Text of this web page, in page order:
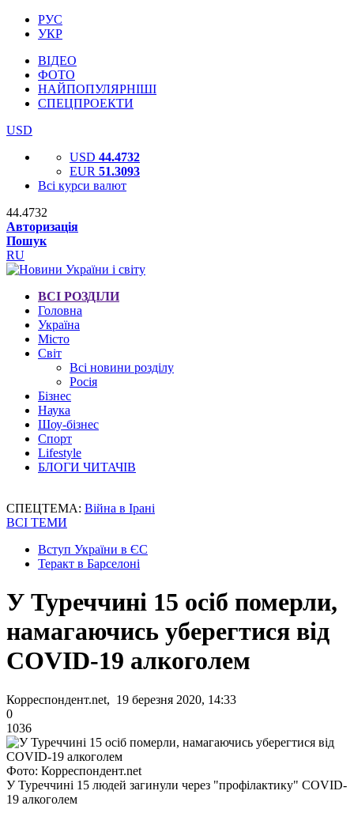
РУС
УКР
ВІДЕО
ФОТО
НАЙПОПУЛЯРНІШІ
СПЕЦПРОЕКТИ
USD
USD 44.4732
EUR 51.3093
Всі курси валют
44.4732
Авторизація
Пошук
RU
ВСІ РОЗДІЛИ
Головна
Україна
Місто
Світ
Всі новини розділу
Росія
Бізнес
Наука
Шоу-бізнес
Спорт
Lifestyle
БЛОГИ ЧИТАЧІВ
СПЕЦТЕМА: Війна в Ірані
ВСІ ТЕМИ
Вступ України в ЄС
Теракт в Барселоні
У Туреччині 15 осіб померли,
намагаючись уберегтися від
COVID-19 алкоголем
Корреспондент.net, 19 березня 2020, 14:33
0
1036
Фото: Корреспондент.net
У Туреччині 15 людей загинули через "профілактику" COVID-
19 алкоголем